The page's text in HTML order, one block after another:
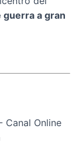
guerra a gran
Canal Online